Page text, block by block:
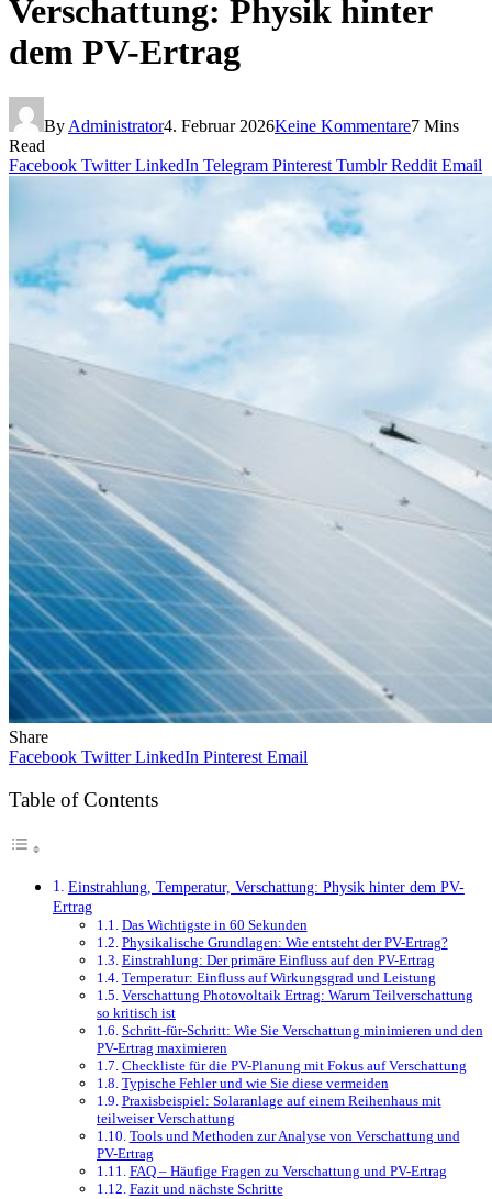
Verschattung: Physik hinter
dem PV-Ertrag
By Administrator4. Februar 2026Keine Kommentare7 Mins
Read
Facebook Twitter LinkedIn Telegram Pinterest Tumblr Reddit Email
Share
Facebook Twitter LinkedIn Pinterest Email
Table of Contents
Einstrahlung, Temperatur, Verschattung: Physik hinter dem PV-
Ertrag
Das Wichtigste in 60 Sekunden
Physikalische Grundlagen: Wie entsteht der PV-Ertrag?
Einstrahlung: Der primäre Einfluss auf den PV-Ertrag
Temperatur: Einfluss auf Wirkungsgrad und Leistung
Verschattung Photovoltaik Ertrag: Warum Teilverschattung
so kritisch ist
Schritt-für-Schritt: Wie Sie Verschattung minimieren und den
PV-Ertrag maximieren
Checkliste für die PV-Planung mit Fokus auf Verschattung
Typische Fehler und wie Sie diese vermeiden
Praxisbeispiel: Solaranlage auf einem Reihenhaus mit
teilweiser Verschattung
Tools und Methoden zur Analyse von Verschattung und
PV-Ertrag
FAQ – Häufige Fragen zu Verschattung und PV-Ertrag
Fazit und nächste Schritte